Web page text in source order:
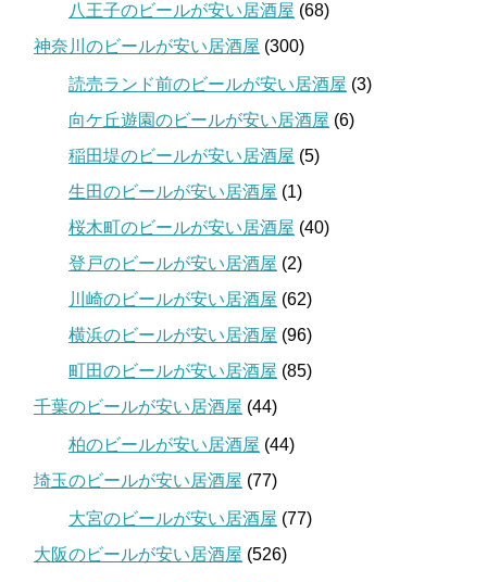
八王子のビールが安い居酒屋 (68)
神奈川のビールが安い居酒屋 (300)
読売ランド前のビールが安い居酒屋 (3)
向ケ丘遊園のビールが安い居酒屋 (6)
稲田堤のビールが安い居酒屋 (5)
生田のビールが安い居酒屋 (1)
桜木町のビールが安い居酒屋 (40)
登戸のビールが安い居酒屋 (2)
川崎のビールが安い居酒屋 (62)
横浜のビールが安い居酒屋 (96)
町田のビールが安い居酒屋 (85)
千葉のビールが安い居酒屋 (44)
柏のビールが安い居酒屋 (44)
埼玉のビールが安い居酒屋 (77)
大宮のビールが安い居酒屋 (77)
大阪のビールが安い居酒屋 (526)